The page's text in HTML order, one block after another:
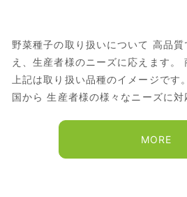
野菜種子の取り扱いについて 高品
え、生産者様のニーズに応えます。
上記は取り扱い品種のイメージです
国から 生産者様の様々なニーズに
MORE